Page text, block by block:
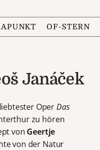
OF-STERN
Janáček
OperDas
zu hören
von Geertje
von der Natur